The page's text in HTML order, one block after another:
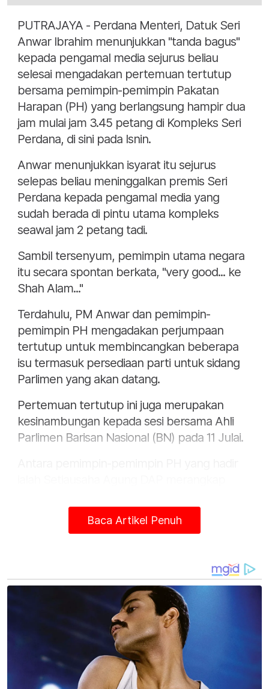
PUTRAJAYA - Perdana Menteri, Datuk Seri
Anwar Ibrahim menunjukkan "tanda bagus"
kepada pengamal media sejurus beliau
selesai mengadakan pertemuan tertutup
bersama pemimpin-pemimpin Pakatan
Harapan (PH) yang berlangsung hampir dua
jam mulai jam 3.45 petang di Kompleks Seri
Perdana, di sini pada Isnin.
Anwar menunjukkan isyarat itu sejurus
selepas beliau meninggalkan premis Seri
Perdana kepada pengamal media yang
sudah berada di pintu utama kompleks
seawal jam 2 petang tadi.
Sambil tersenyum, pemimpin utama negara
itu secara spontan berkata, "very good... ke
Shah Alam..."
Terdahulu, PM Anwar dan pemimpin-
pemimpin PH mengadakan perjumpaan
tertutup untuk membincangkan beberapa
isu termasuk persediaan parti untuk sidang
Parlimen yang akan datang.
Pertemuan tertutup ini juga merupakan
kesinambungan kepada sesi bersama Ahli
Parlimen Barisan Nasional (BN) pada 11 Julai.
Fook dan Presiden Parti Amanah Negara
(AMANAH) yang juga Menteri Pertanian dan
Baca Artikel Penuh